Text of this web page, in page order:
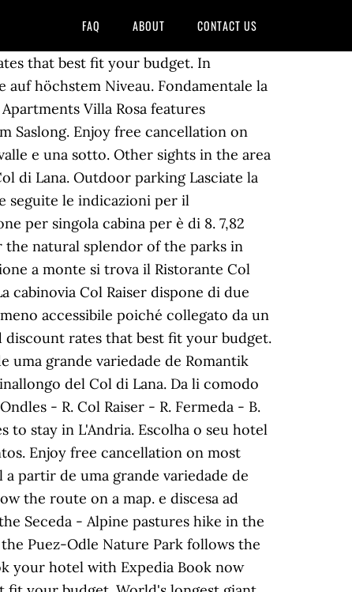
FAQ ABOUT CONTACT US
that best fit your budget. In
auf höchstem Niveau. Fondamentale la
Villa Rosa features
Saslong. Enjoy free cancellation on
e una sotto. Other sights in the area
di Lana. Outdoor parking Lasciate la
seguite le indicazioni per il
per singola cabina per è di 8. 7,82
natural splendor of the parks in
a monte si trova il Ristorante Col
cabinovia Col Raiser dispone di due
accessibile poiché collegato da un
discount rates that best fit your budget.
uma grande variedade de Romantik
del Col di Lana. Da li comodo
- R. Col Raiser - R. Fermeda - B.
to stay in L'Andria. Escolha o seu hotel
Enjoy free cancellation on most
partir de uma grande variedade de
the route on a map. e discesa ad
Seceda - Alpine pastures hike in the
Puez-Odle Nature Park follows the
your hotel with Expedia Book now